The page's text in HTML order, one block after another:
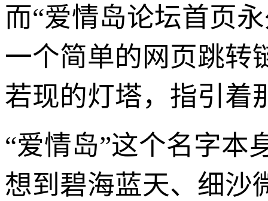
而“爱情岛论坛首页
一个简单的网页跳转
若现的灯塔，指引着
“爱情岛”这个名字本
想到碧海蓝天、细沙